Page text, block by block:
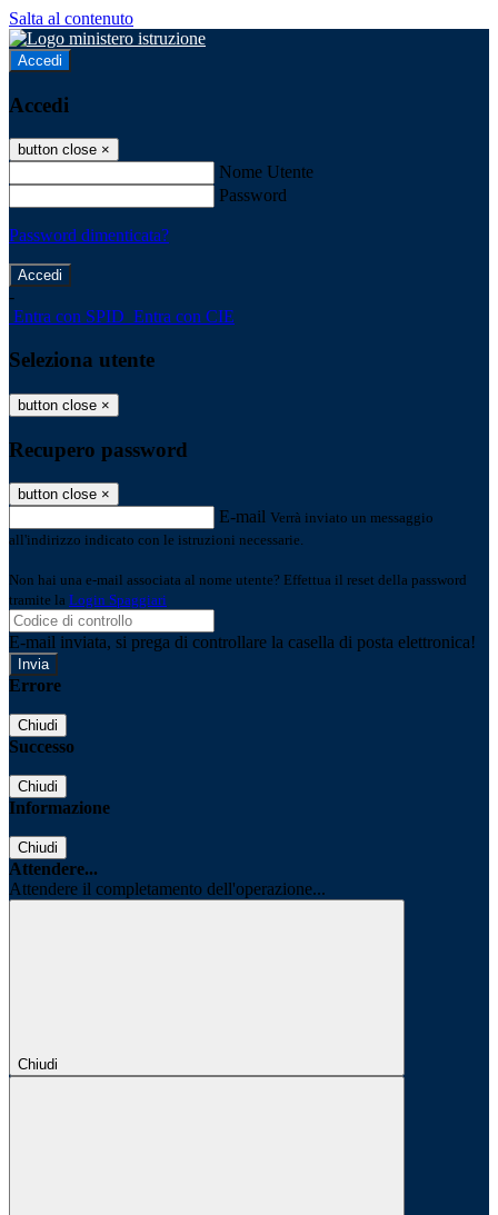
Salta al contenuto
Accedi
Accedi
button close ×
Nome Utente
Password
Password dimenticata?
-
Entra con SPID Entra con CIE
Seleziona utente
button close ×
Recupero password
button close ×
E-mail Verrà inviato un messaggio
all'indirizzo indicato con le istruzioni necessarie.
Non hai una e-mail associata al nome utente? Effettua il reset della password
tramite la Login Spaggiari
E-mail inviata, si prega di controllare la casella di posta elettronica!
Errore
Chiudi
Successo
Chiudi
Informazione
Chiudi
Attendere...
Attendere il completamento dell'operazione...
Chiudi